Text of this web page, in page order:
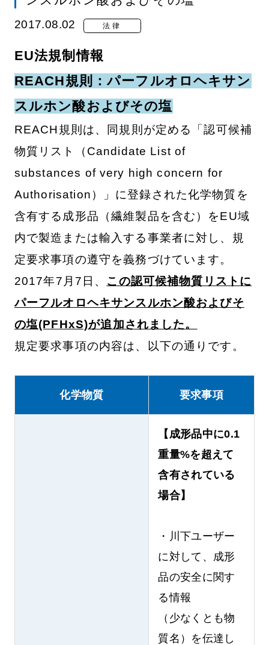
2017.08.02 法律
EU法規制情報
REACH規則：パーフルオロヘキサン
スルホン酸およびその塩
REACH規則は、同規則が定める「認可候補
物質リスト（Candidate List of
substances of very high concern for
Authorisation）」に登録された化学物質を
含有する成形品（繊維製品を含む）をEU域
内で製造または輸入する事業者に対し、規
定要求事項の遵守を義務づけています。
2017年7月7日、 この認可候補物質リストに
パーフルオロヘキサンスルホン酸およびそ
の塩(PFHxS)が追加されました。
規定要求事項の内容は、以下の通りです。
化学物質 要求事項
【成形品中に0.1
重量%を超えて
含有されている
場合】
・川下ユーザー
に対して、成形
品の安全に関す
る情報
（少なくとも物
質名）を伝達し